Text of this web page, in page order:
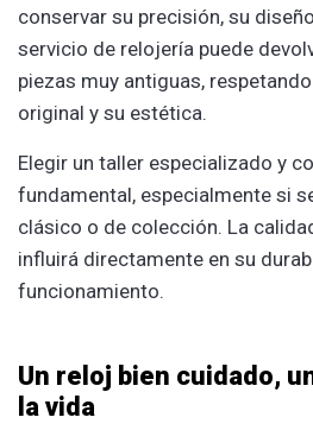
conservar su precisión, su
servicio de relojería puede
piezas muy antiguas,
original y su estética.
Elegir un taller especializado y
fundamental, especialmente si
clásico o de colección. La
influirá directamente en su
funcionamiento.
Un reloj bien cuidado,
la vida